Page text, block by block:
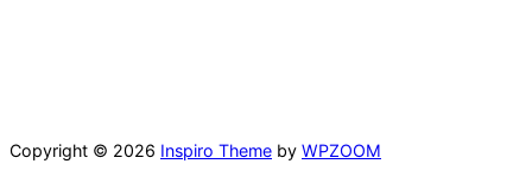
Copyright © 2026 Inspiro Theme by WPZOOM